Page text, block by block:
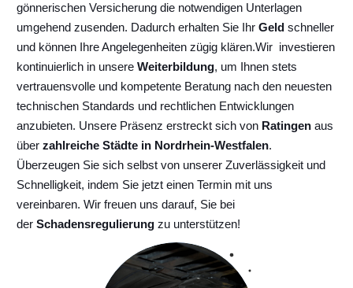
gönnerischen Versicherung die notwendigen Unterlagen
umgehend zusenden. Dadurch erhalten Sie Ihr Geld schneller
und können Ihre Angelegenheiten zügig klären.Wir investieren
kontinuierlich in unsere Weiterbildung, um Ihnen stets
vertrauensvolle und kompetente Beratung nach den neuesten
technischen Standards und rechtlichen Entwicklungen
anzubieten. Unsere Präsenz erstreckt sich von Ratingen aus
über zahlreiche Städte in Nordrhein-Westfalen.
Überzeugen Sie sich selbst von unserer Zuverlässigkeit und
Schnelligkeit, indem Sie jetzt einen Termin mit uns
vereinbaren. Wir freuen uns darauf, Sie bei
der Schadensregulierung zu unterstützen!